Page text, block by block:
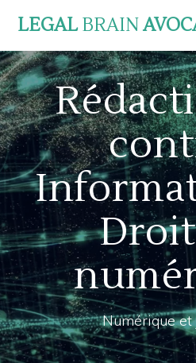
to
LEGALBRAIN
Numérique